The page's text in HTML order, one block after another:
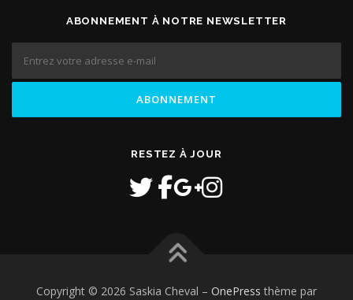
ABONNEMENT À NOTRE NEWSLETTER
RESTEZ À JOUR
Copyright © 2026 Saskia Cheval – OnePress thème par